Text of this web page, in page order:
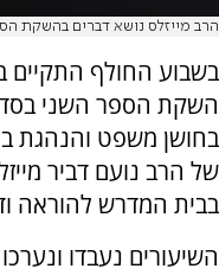
הרב מייזלס נושא דברים בהשקת
בשבוע החולף התקיים
השקת הספר השני
בחושן משפט והנהגת
של הרב נועם דביר
בבית המדרש להוראה
השיעורים נעבדו